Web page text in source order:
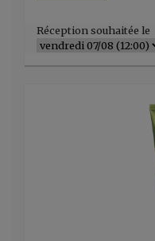
Réception souhaitée le